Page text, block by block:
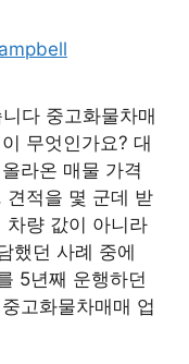
니다 중고화물차매
무엇인가요? 대
라온 매물 가격
견적을 몇 군데 받
차량 값이 아니라
했던 사례 중에
5년째 운행하던
고화물차매매 업